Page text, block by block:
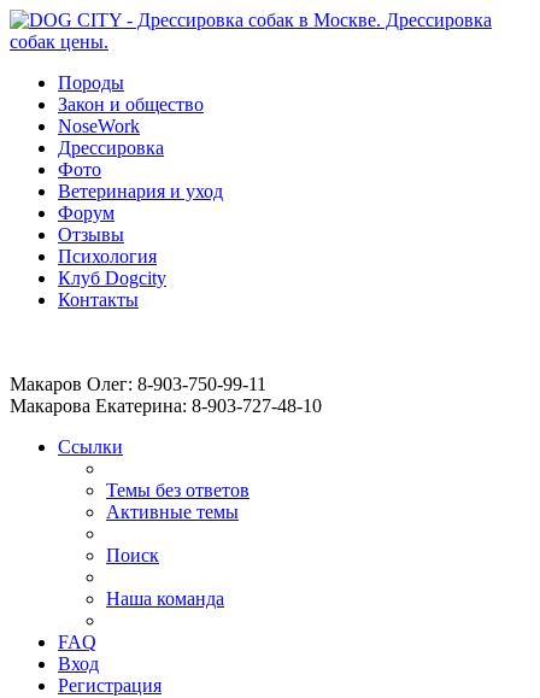
Породы
Закон и общество
NoseWork
Дрессировка
Фото
Ветеринария и уход
Форум
Отзывы
Психология
Клуб Dogcity
Контакты
Макаров Олег: 8-903-750-99-11
Макарова Екатерина: 8-903-727-48-10
Ссылки
Темы без ответов
Активные темы
Поиск
Наша команда
FAQ
Вход
Регистрация